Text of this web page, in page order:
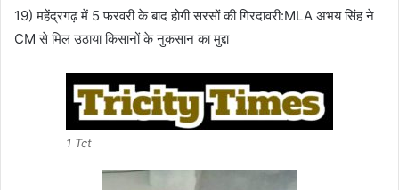
19) महेंद्रगढ़ में 5 फरवरी के बाद होगी सरसों की गिरदावरी:MLA अभय सिंह ने
CM से मिल उठाया किसानों के नुकसान का मुद्दा
1 Tct